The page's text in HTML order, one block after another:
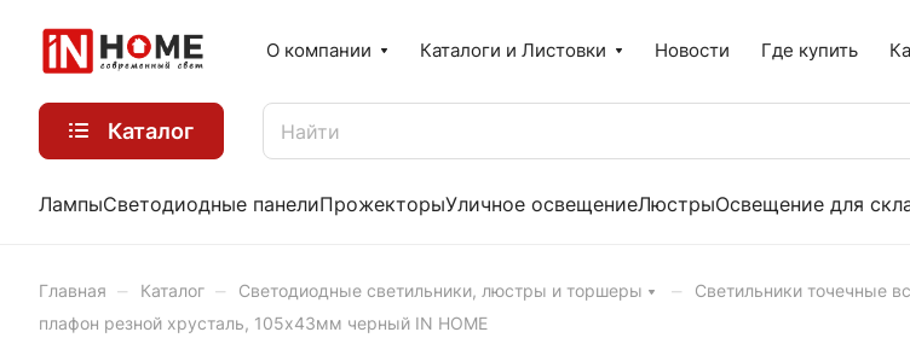
О компании Каталоги и Листовки Новости Где купить
Каталог
ЛампыСветодиодные панелиПрожекторыУличное освещениеЛюстрыОсвещение для
Главная – Каталог – Светодиодные светильники, люстры и торшеры – Светильники точечные
плафон резной хрусталь, 105х43мм черный IN HOME